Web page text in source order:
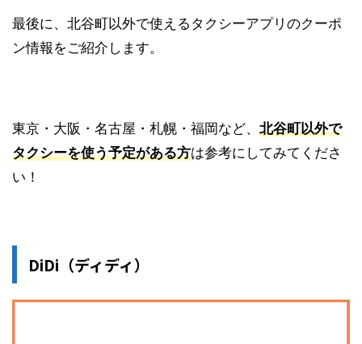
最後に、北谷町以外で使えるタクシーアプリのクーポ
ン情報をご紹介します。
東京・大阪・名古屋・札幌・福岡など、 北谷町以外で
タクシーを使う予定がある方は参考にしてみてくださ
い！
DiDi（ディディ）